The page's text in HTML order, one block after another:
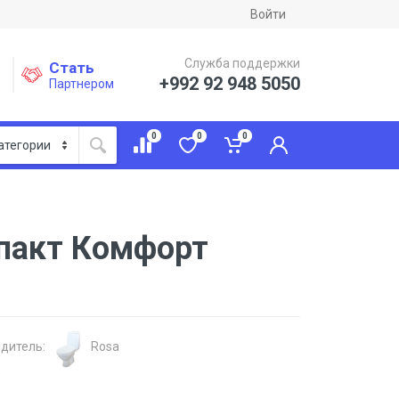
Войти
Стать
Партнером
Служба поддержки
+992 92 948 5050
0 0 0
Комфорт
Rosa